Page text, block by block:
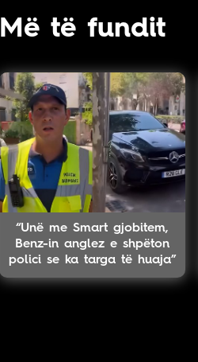
Më të fundit
“Unë me Smart gjobitem,
Benz-in anglez e shpëton
polici se ka targa të huaja”